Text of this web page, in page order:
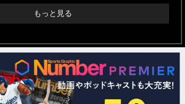
もっと見る